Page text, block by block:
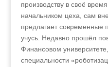
производству в своё
начальником цеха, сам
предлагает
учусь. Недавно прошёл
Финансовом
специальности